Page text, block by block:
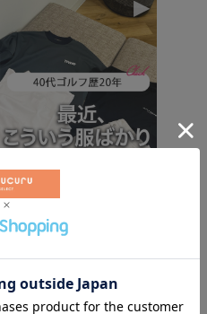
▶
40代ゴルフ歴20年最近こう
いう服ばかり選んでます